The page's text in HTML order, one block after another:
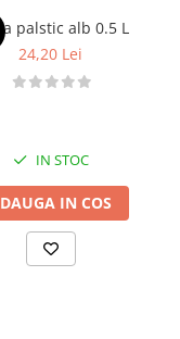
palstic alb 0.5 L
24,20 Lei
IN STOC
IN COS